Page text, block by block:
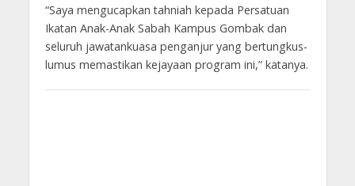
“Saya mengucapkan tahniah kepada Persatuan
Ikatan Anak-Anak Sabah Kampus Gombak dan
seluruh jawatankuasa penganjur yang bertungkus-
lumus memastikan kejayaan program ini,” katanya.